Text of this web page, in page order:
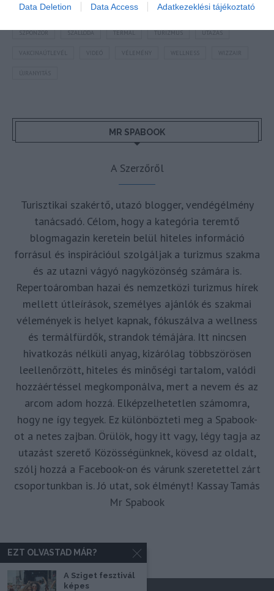
Data Deletion Data Access Adatkezeklési tájékoztató
REPÜLŐTÉR RYANAIR STATISZTIKA STRAND SZAKMAI CIKKEK
SZPONZOR SZÁLLODA TERMÁL TURIZMUS UTAZÁS
VAKCINAÚTLEVÉL WIZZAIR
ÚJRANYITÁS
MR SPABOOK
A Szerzőről
Turisztikai szakértő, utazó blogger, vendégélmény
tanácsadó. Célom, hogy a kategória teremtő
blogmagazin keretein belül hiteles információ
forrásul és inspirációul szolgáljak a turizmus szakma
és az utazni vágyó nagyközönség számára is.
Repertoáromban hazai és nemzetközi turizmus hírek
mellett útleírások, személyes ajánlók és szakmai
vélemények is helyet kapnak, fókuszálva a wellness
és termálfürdők, strandok témájára. Itt nincsen
hivatkozás nélküli anyag, kizárólag többszörösen
leellenőrzött, hiteles és minőségi tartalom, valódi
hozzáértéssel megkomponálva, mert a nevem és az
arcom adom hozzá. Elképzelhetetlen számomra,
hogy ne így tegyek. Ez különbözteti meg a Spabook-
ot a netes zajban. Örülök, hogy itt vagy, légy tagja az
utazást szerető Közösségünknek, kövesd az oldalt,
szólj hozzá a Facebook-on és várunk szeretettel zárt
csoportunkban is. Jó utat, sok élményt! Kassay Tamás
Mr Spabook
EZT OLVASTAD MÁR?
A Sziget fesztivál
képes